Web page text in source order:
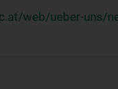
web/ueber-uns/